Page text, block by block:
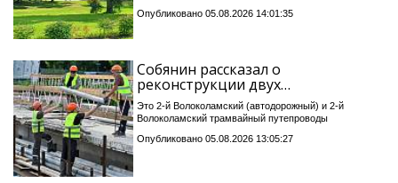
Опубликовано 05.08.2026 14:01:35
Собянин рассказал о
реконструкции двух…
Это 2-й Волоколамский (автодорожный) и 2-й
Волоколамский трамвайный путепроводы
Опубликовано 05.08.2026 13:05:27